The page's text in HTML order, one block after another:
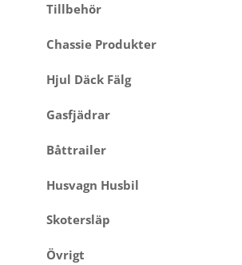
Tillbehör
Chassie Produkter
Hjul Däck Fälg
Gasfjädrar
Båttrailer
Husvagn Husbil
Skotersläp
Övrigt